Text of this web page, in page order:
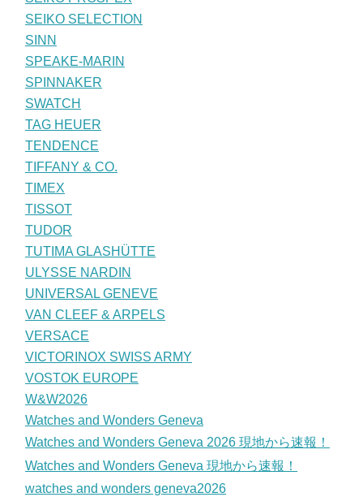
SEIKO SELECTION
SINN
SPEAKE-MARIN
SPINNAKER
SWATCH
TAG HEUER
TENDENCE
TIFFANY & CO.
TIMEX
TISSOT
TUDOR
TUTIMA GLASHÜTTE
ULYSSE NARDIN
UNIVERSAL GENEVE
VAN CLEEF & ARPELS
VERSACE
VICTORINOX SWISS ARMY
VOSTOK EUROPE
W&W2026
Watches and Wonders Geneva
Watches and Wonders Geneva 2026 現地から速報！
Watches and Wonders Geneva 現地から速報！
watches and wonders geneva2026